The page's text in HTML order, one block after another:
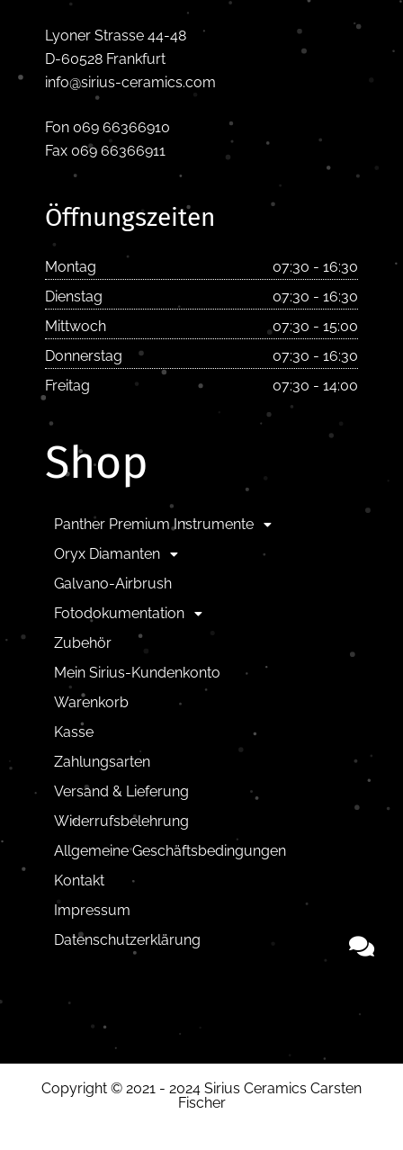
Lyoner Strasse 44-48
D-60528 Frankfurt
info@sirius-ceramics.com
Fon 069 66366910
Fax 069 66366911
Öffnungszeiten
Montag
07:30 - 16:30
Dienstag
07:30 - 16:30
Mittwoch
07:30 - 15:00
Donnerstag
07:30 - 16:30
Freitag
07:30 - 14:00
Shop
Panther Premium Instrumente
Oryx Diamanten
Galvano-Airbrush
Fotodokumentation
Zubehör
Mein Sirius-Kundenkonto
Warenkorb
Kasse
Zahlungsarten
Versand & Lieferung
Widerrufsbelehrung
Allgemeine Geschäftsbedingungen
Kontakt
Impressum
Datenschutzerklärung
Copyright © 2021 - 2024 Sirius Ceramics Carsten
Fischer